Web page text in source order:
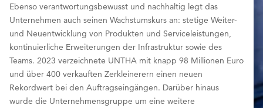
Ebenso verantwortungsbewusst und nachhaltig legt das
Unternehmen auch seinen Wachstumskurs an: stetige Weiter-
und Neuentwicklung von Produkten und Serviceleistungen,
kontinuierliche Erweiterungen der Infrastruktur sowie des
Teams. 2023 verzeichnete UNTHA mit knapp 98 Millionen Euro
und über 400 verkauften Zerkleinerern einen neuen
Rekordwert bei den Auftragseingängen. Darüber hinaus
wurde die Unternehmensgruppe um eine weitere